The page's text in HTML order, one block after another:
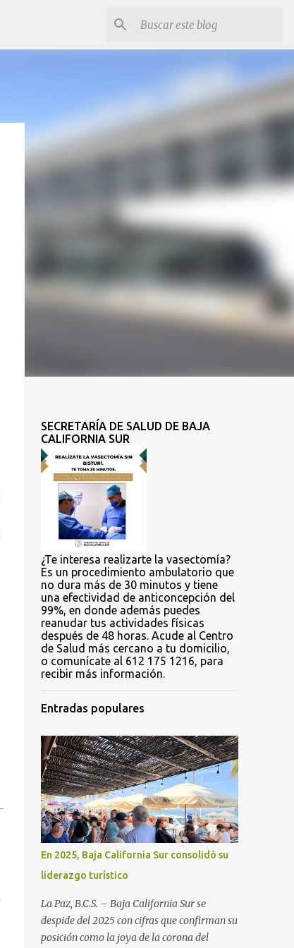
SECRETARÍA DE SALUD DE BAJA
CALIFORNIA SUR
¿Te interesa realizarte la vasectomía?
Es un procedimiento ambulatorio que
no dura más de 30 minutos y tiene
una efectividad de anticoncepción del
99%, en donde además puedes
reanudar tus actividades físicas
después de 48 horas. Acude al Centro
de Salud más cercano a tu domicilio,
o comunícate al 612 175 1216, para
recibir más información.
Entradas populares
En 2025, Baja California Sur consolidó su
liderazgo turístico
La Paz, B.C.S. – Baja California Sur se
despide del 2025 con cifras que confirman su
posición como la joya de la corona del